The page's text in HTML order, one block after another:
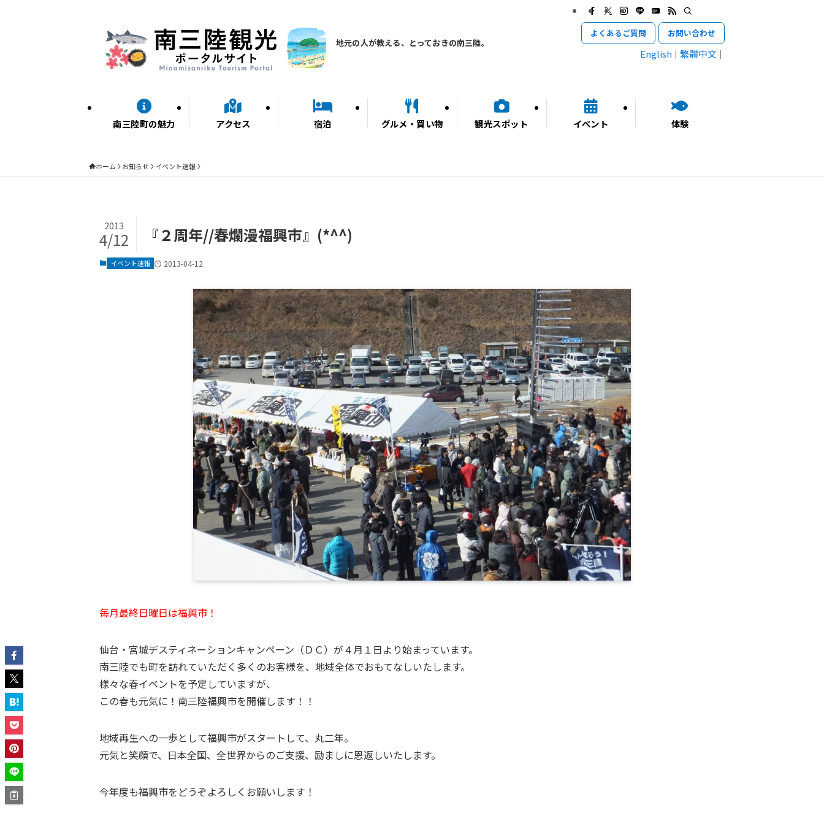
地元の人が教える、とっておきの南三陸。
南三陸町の魅力 アクセス 宿泊 グルメ・買い物 観光スポット イベント 体験
よくあるご質問 お問い合わせ
English 繁體中文
ホーム お知らせ イベント速報
『２周年//春爛漫福興市』(*^^)
2013
4/12
イベント速報 2013-04-12
毎月最終日曜日は福興市！
仙台・宮城デスティネーションキャンペーン（ＤＣ）が４月１日より始まっています。
南三陸でも町を訪れていただく多くのお客様を、地域全体でおもてなしいたします。
様々な春イベントを予定していますが、
この春も元気に！南三陸福興市を開催します！！
地域再生への一歩として福興市がスタートして、丸二年。
元気と笑顔で、日本全国、全世界からのご支援、励ましに恩返しいたします。
今年度も福興市をどうぞよろしくお願いします！